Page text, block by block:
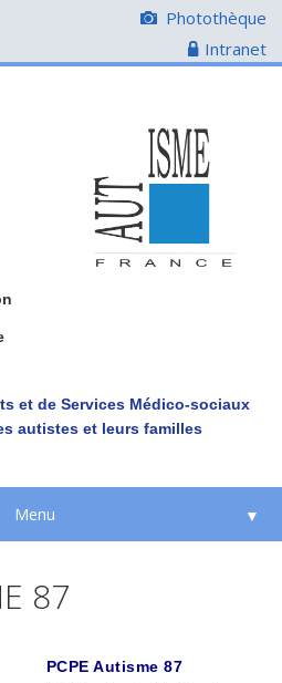
Photothèque
Intranet
et de Services Médico-sociaux
autistes et leurs familles
Menu ▼
87
PCPE Autisme 87